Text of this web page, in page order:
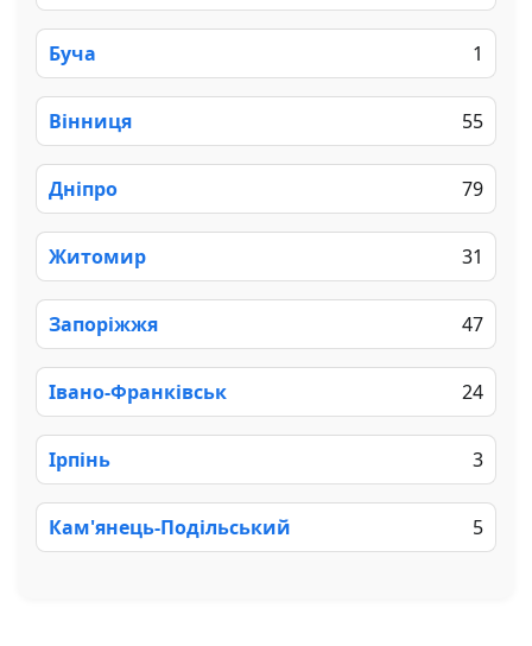
Буча 1
Вінниця 55
Дніпро 79
Житомир 31
Запоріжжя 47
Івано-Франківськ 24
Ірпінь 3
Кам'янець-Подільський 5